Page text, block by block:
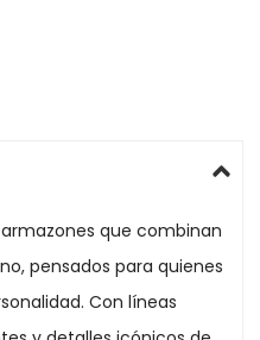
que combinan
pensados para quienes
Con líneas